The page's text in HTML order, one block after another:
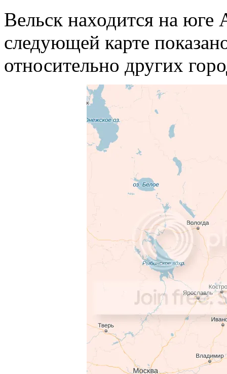
Вельск находится на юге
следующей карте
относительно других